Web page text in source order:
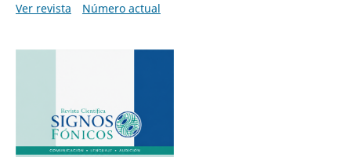
Ver revista
Número actual